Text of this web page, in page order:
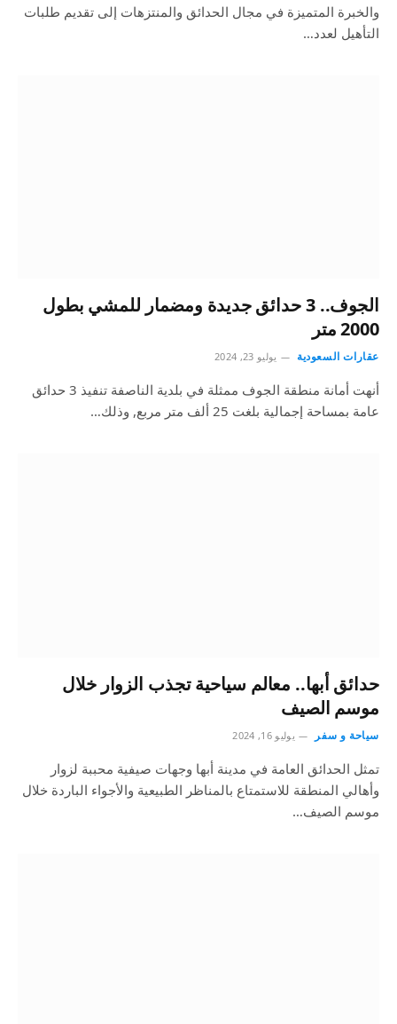
والخبرة المتميزة في مجال الحدائق والمنتزهات إلى تقديم طلبات
التأهيل لعدد…
الجوف.. 3 حدائق جديدة ومضمار للمشي بطول
2000 متر
عقارات السعودية يوليو 23, 2024
أنهت أمانة منطقة الجوف ممثلة في بلدية الناصفة تنفيذ 3 حدائق
عامة بمساحة إجمالية بلغت 25 ألف متر مربع, وذلك…
حدائق أبها.. معالم سياحية تجذب الزوار خلال
موسم الصيف
سياحة و سفر يوليو 16, 2024
تمثل الحدائق العامة في مدينة أبها وجهات صيفية محببة لزوار
وأهالي المنطقة للاستمتاع بالمناظر الطبيعية والأجواء الباردة خلال
موسم الصيف…